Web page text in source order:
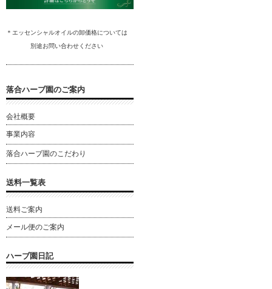
＊エッセンシャルオイルの卸価格については
別途お問い合わせください
落合ハーブ園のご案内
会社概要
事業内容
落合ハーブ園のこだわり
送料一覧表
送料ご案内
メール便のご案内
ハーブ園日記